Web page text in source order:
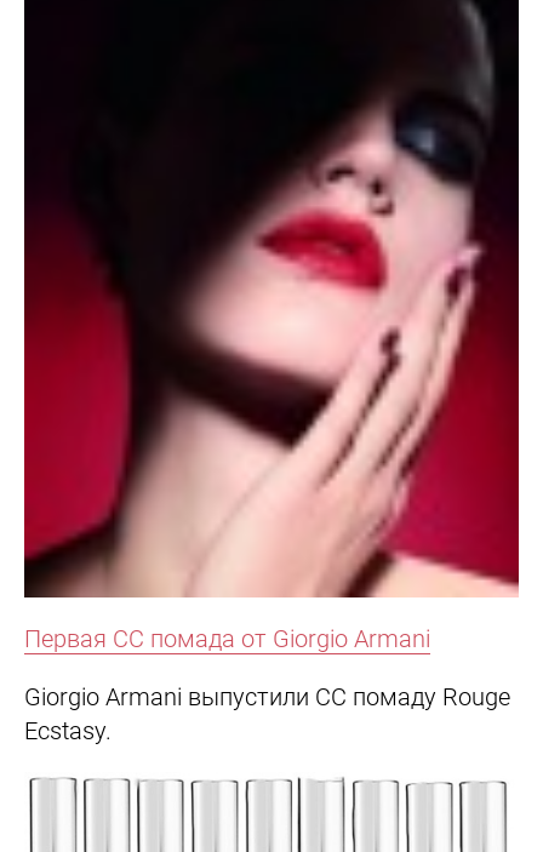
Первая СС помада от Giorgio Armani
Giorgio Armani выпустили СС помаду Rouge
Ecstasy.